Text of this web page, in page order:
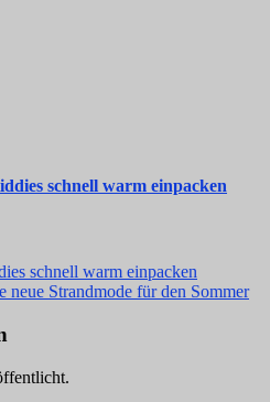
schnell warm einpacken
schnell warm einpacken
neue Strandmode für den Sommer